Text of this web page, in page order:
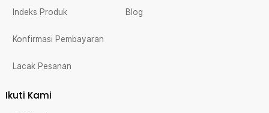
Indeks Produk
Konfirmasi Pembayaran
Lacak Pesanan
Blog
Ikuti Kami